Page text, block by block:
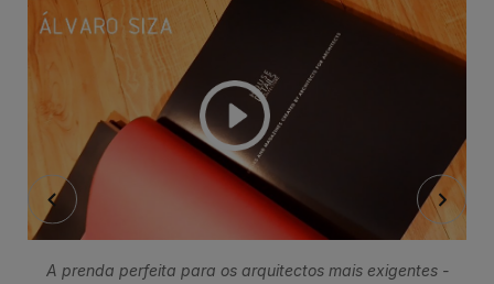
A prenda perfeita para os arquitectos mais exigentes -